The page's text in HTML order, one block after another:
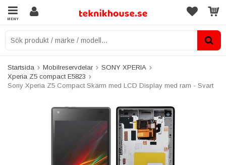
MENY
Startsida Mobilreservdelar
SONY XPERIA
Xperia Z5 compact E5823
Sony Xperia Z5 Compact Skärm med LCD Display med ram - Svart